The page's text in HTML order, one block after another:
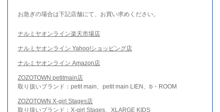
お急ぎの場合は下記店舗にて、お買い求めください。
ナルミヤオンライン楽天市場店
ナルミヤオンライン Yahoo!ショッピング店
ナルミヤオンライン Amazon店
ZOZOTOWN petitmain店
取り扱いブランド：petit main、petit main LIEN、b・ROOM
ZOZOTOWN X-girl Stages店
取り扱いブランド：X-girl Stages、XLARGE KIDS